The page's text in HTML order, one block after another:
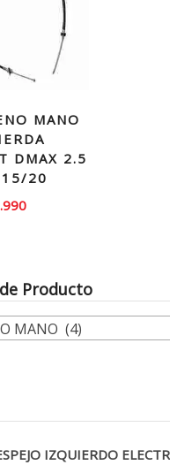
MANO
DMAX 2.5
15/20
Producto
MANO (4)
IZQUIERDO